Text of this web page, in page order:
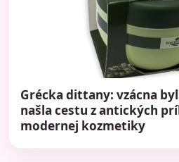
Grécka dittany: vzácna
našla cestu z antických
modernej kozmetiky